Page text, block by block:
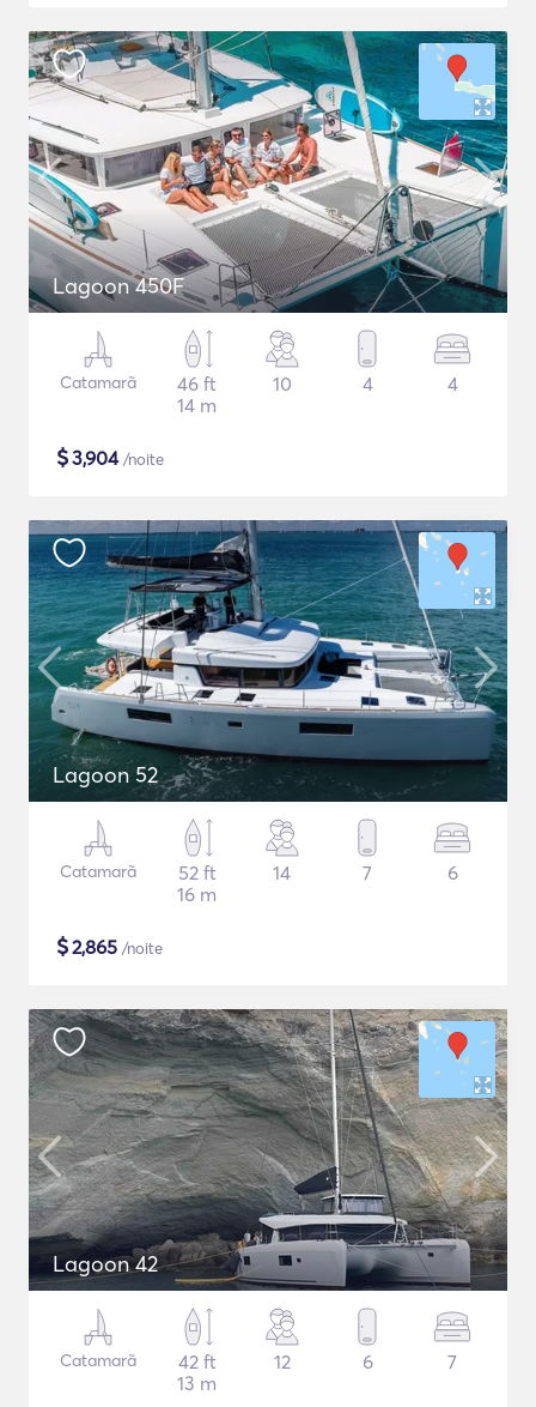
Lagoon 450F
Catamarã
46 ft
14 m
10 4 4
$3,904/noite
Lagoon 52
Catamarã
52 ft
16 m
14 7 6
$2,865 /noite
Lagoon 42
Catamarã
42 ft
13 m
12 6 7